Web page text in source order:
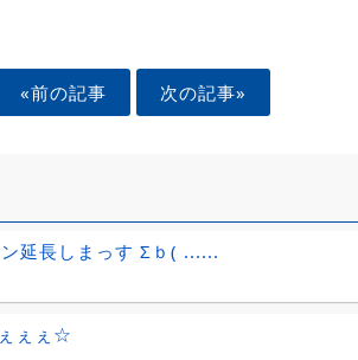
«前の記事 次の記事»
延長しまっす Σｂ( ......
ぇぇ☆